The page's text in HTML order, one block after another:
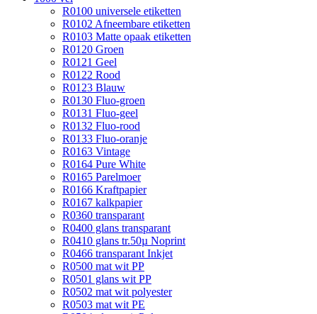
R0100 universele etiketten
R0102 Afneembare etiketten
R0103 Matte opaak etiketten
R0120 Groen
R0121 Geel
R0122 Rood
R0123 Blauw
R0130 Fluo-groen
R0131 Fluo-geel
R0132 Fluo-rood
R0133 Fluo-oranje
R0163 Vintage
R0164 Pure White
R0165 Parelmoer
R0166 Kraftpapier
R0167 kalkpapier
R0360 transparant
R0400 glans transparant
R0410 glans tr.50µ Noprint
R0466 transparant Inkjet
R0500 mat wit PP
R0501 glans wit PP
R0502 mat wit polyester
R0503 mat wit PE